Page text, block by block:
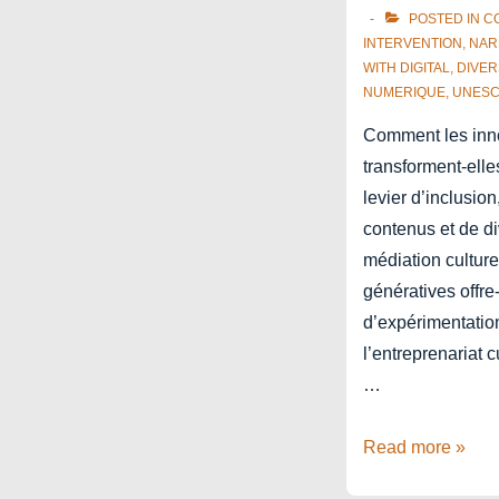
POSTED IN
INTERVENTION ,
WITH DIGITAL,
NUMERIQUE,
Comment les
transforment-
levier
contenus et de
médiation
génératives
l’entreprenariat
…
Les
Read more »